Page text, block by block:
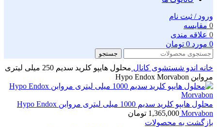
ورود / ثبت نام
0 مقايسه
0 علاقه مندی
0 مورد 0 تومان
جستجو
خانه اندو شستشوی کانال
محلول هایپو کلرید سدیم 250 میلی لیتری
مروابن Hypo Endox Morvabon
محلول هایپو کلرید سدیم 1000 میلی لیتری مروابن Hypo Endox
Morvabon
1,365,000 تومان
بازگشت به محصولات